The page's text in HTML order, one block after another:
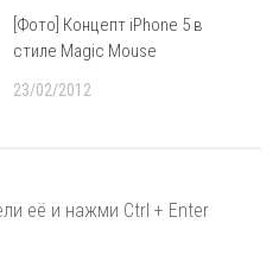
[Фото] Концепт iPhone 5 в
стиле Magic Mouse
23/02/2012
её и нажми Ctrl + Enter